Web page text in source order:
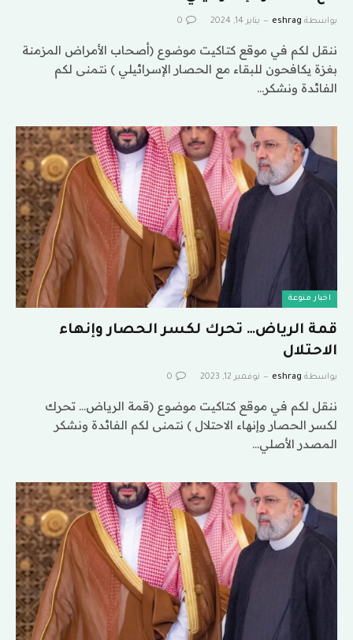
بواسطة eshrag يناير 14, 2024 0
ننقل لكم في موقع كتاكيت موضوع (أصحاب الأمراض المزمنة
بغزة يكافحون للبقاء مع الحصار الإسرائيلي ) نتمنى لكم
الفائدة ونشكر…
اخبار منوعة
قمة الرياض… تحرك لكسر الحصار وإنهاء
الاحتلال
بواسطة eshrag نوفمبر 12, 2023 0
ننقل لكم في موقع كتاكيت موضوع (قمة الرياض… تحرك
لكسر الحصار وإنهاء الاحتلال ) نتمنى لكم الفائدة ونشكر
المصدر الأصلي…